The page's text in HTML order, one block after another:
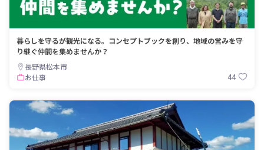
暮らしを守るが観光になる。コンセプトブックを創り、地域の営みを守
り継ぐ仲間を集めませんか？
長野県松本市
お仕事
44